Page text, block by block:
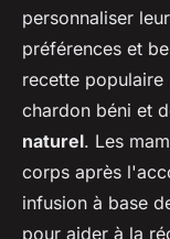
personnaliser
préférences et
recette
chardon béni et
naturel. Les
corps après
infusion à base
pour aider à la